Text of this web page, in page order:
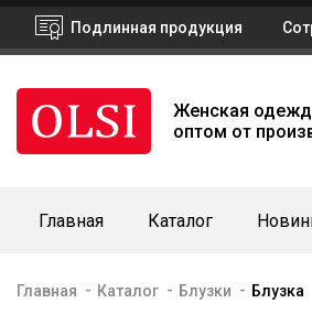
Подлинная продукция
Женская
оптом от
Главная Каталог
Главная - Каталог - Блузки - Блузка